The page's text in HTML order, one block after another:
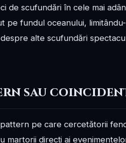
scufundări în cele mai
fundul oceanului,
alte scufundări
sau
pe care cercetătorii
martorii direcți ai